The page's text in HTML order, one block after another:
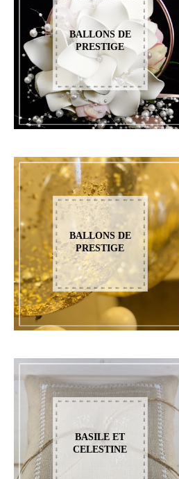
BALLONS DE
PRESTIGE
BALLONS DE
PRESTIGE
BASILE ET
CELESTINE